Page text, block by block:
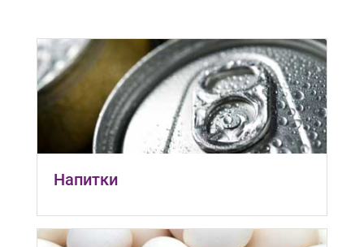
Напитки